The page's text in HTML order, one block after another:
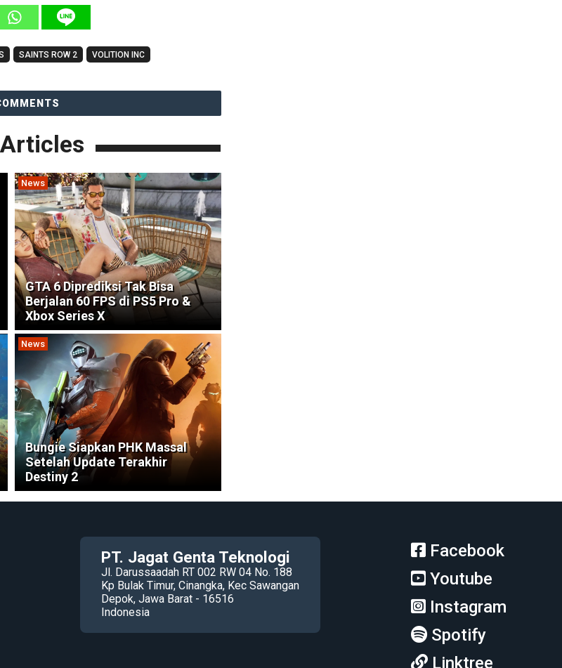
SAINTS ROW 2 VOLITION INC
News
GTA 6 Diprediksi Tak Bisa
Berjalan 60 FPS di PS5 Pro &
Xbox Series X
News
Bungie Siapkan PHK Massal
Setelah Update Terakhir
Destiny 2
PT. Jagat Genta Teknologi
Jl. Darussaadah RT 002 RW 04 No. 188
Kp Bulak Timur, Cinangka, Kec Sawangan
Depok, Jawa Barat - 16516
Indonesia
Facebook
Youtube
Instagram
Spotify
Linktree